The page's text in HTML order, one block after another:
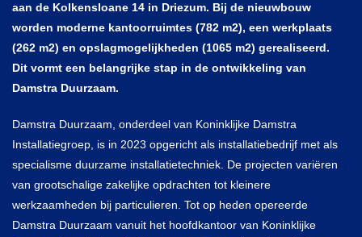
Over Damstra
Vacatures
Projecten
Algemene Voorwaarden Installatiewerk
Nieuws
aan de Kolkensloane 14 in Driezum. Bij de nieuwbouw
worden moderne kantoorruimtes (782 m2), een werkplaats
(262 m2) en opslagmogelijkheden (1065 m2) gerealiseerd.
Dit vormt een belangrijke stap in de ontwikkeling van
Damstra Duurzaam.
Damstra Duurzaam, onderdeel van Koninklijke Damstra
Installatiegroep, is in 2023 opgericht als installatiebedrijf met als
specialisme duurzame installatietechniek. De projecten variëren
van grootschalige zakelijke opdrachten tot kleinere
werkzaamheden bij particulieren. Tot op heden opereerde
Damstra Duurzaam vanuit het hoofdkantoor van Koninklijke